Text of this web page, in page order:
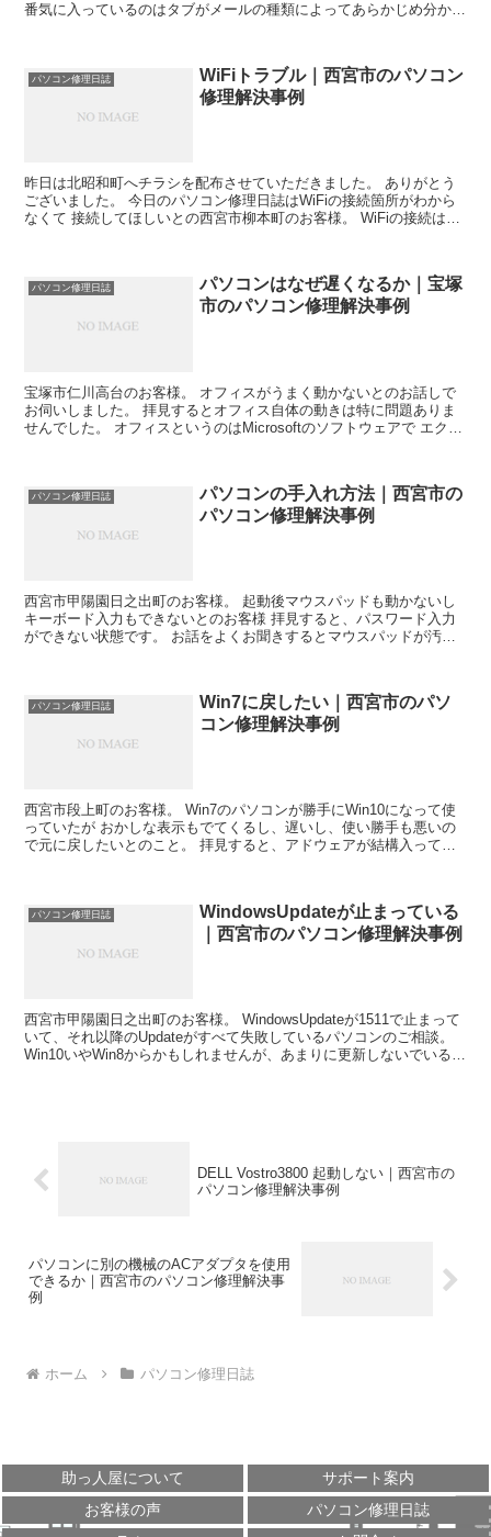
番気に入っているのはタブがメールの種類によってあらかじめ分かれ
パソコン修理日誌
WiFiトラブル｜西宮市のパソコン
修理解決事例
昨日は北昭和町へチラシを配布させていただきました。 ありがとう
ございました。 今日のパソコン修理日誌はWiFiの接続箇所がわから
なくて 接続してほしいとの西宮市柳本町のお客様。 WiFiの接続は右
パソコン修理日誌
パソコンはなぜ遅くなるか｜宝塚
市のパソコン修理解決事例
宝塚市仁川高台のお客様。 オフィスがうまく動かないとのお話しで
お伺いしました。 拝見するとオフィス自体の動きは特に問題ありま
せんでした。 オフィスというのはMicrosoftのソフトウェアで エクセ
パソコン修理日誌
パソコンの手入れ方法｜西宮市の
パソコン修理解決事例
西宮市甲陽園日之出町のお客様。 起動後マウスパッドも動かないし
キーボード入力もできないとのお客様 拝見すると、パスワード入力
ができない状態です。 お話をよくお聞きするとマウスパッドが汚れ
パソコン修理日誌
Win7に戻したい｜西宮市のパソ
コン修理解決事例
西宮市段上町のお客様。 Win7のパソコンが勝手にWin10になって使
っていたが おかしな表示もでてくるし、遅いし、使い勝手も悪いの
で元に戻したいとのこと。 拝見すると、アドウェアが結構入ってい
パソコン修理日誌
WindowsUpdateが止まっている
｜西宮市のパソコン修理解決事例
西宮市甲陽園日之出町のお客様。 WindowsUpdateが1511で止まって
いて、それ以降のUpdateがすべて失敗しているパソコンのご相談。
Win10いやWin8からかもしれませんが、あまりに更新しないでいると
DELL Vostro3800 起動しない｜西宮市の
パソコン修理解決事例
パソコンに別の機械のACアダプタを使用
できるか｜西宮市のパソコン修理解決事
例
ホーム パソコン修理日誌
助っ人屋について
サポート案内
お客様の声
パソコン修理日誌